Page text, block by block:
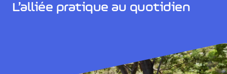
L’alliée pratique au quotidien